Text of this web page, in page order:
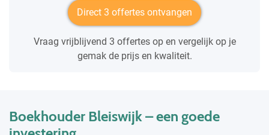
Direct 3 offertes ontvangen
Vraag vrijblijvend 3 offertes op en vergelijk op je
gemak de prijs en kwaliteit.
Boekhouder Bleiswijk – een goede